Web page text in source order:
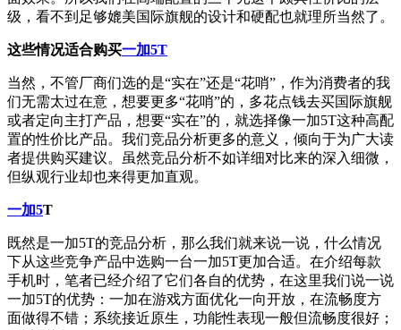
级，看不到足够媲美国际旗舰的设计和硬配也就理所当然了。
这些情况适合购买一加5T
当然，不管厂商们选的是“实在”还是“花哨”，作为消费者的我
们无需太过在意，想要更多“花哨”的，多花点钱去买国际旗舰
或者定向主打产品，想要“实在”的，就选择像一加5T这种高配
置的性价比产品。我们竞品分析更多的意义，倾向于为广大读
者提供购买建议。虽然竞品分析不如详细对比来的深入细微，
但纵观行业却也来得更加直观。
一加5T
既然是一加5T的竞品分析，那么我们就来说一说，什么情况
下从这些竞争产品中选购一台一加5T更加合适。在介绍每款
手机时，笔者已经介绍了它们各自的优势，在这里我们说一说
一加5T的优势：一加在游戏方面优化一向开放，在流畅度方
面做得不错；系统接近原生，功能性表现一般但流畅度很好；